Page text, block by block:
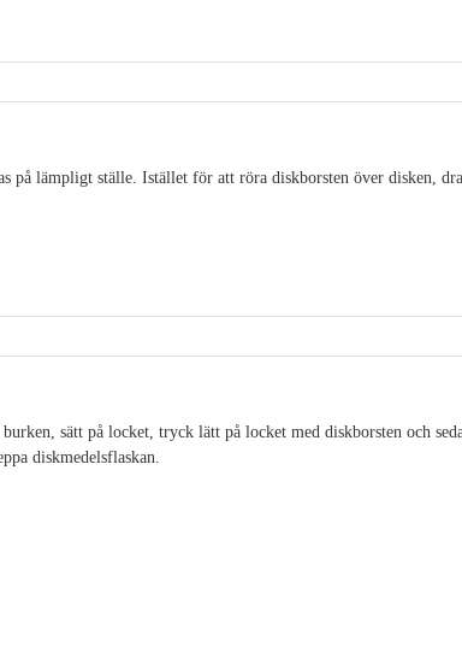
på lämpligt ställe. Istället för att röra diskborsten över disken,
sätt på locket, tryck lätt på locket med diskborsten och
diskmedelsflaskan.